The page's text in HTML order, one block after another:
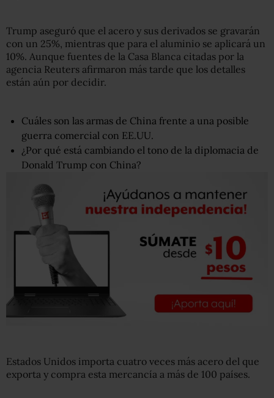
Trump aseguró que el acero y sus derivados se gravarán
con un 25%, mientras que para el aluminio se aplicará un
10%. Aunque fuentes de la Casa Blanca citadas por la
agencia Reuters afirmaron más tarde que los detalles
están aún por decidir.
Cuáles son las armas de China frente a una posible
guerra comercial con EE.UU.
¿Por qué está cambiando el tono de la diplomacia de
Donald Trump con China?
Estados Unidos importa cuatro veces más acero del que
exporta y compra esta mercancía a más de 100 países.